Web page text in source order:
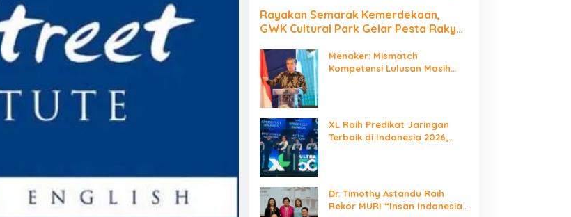
Rayakan Semarak Kemerdekaan,
GWK Cultural Park Gelar Pesta Rakyat
Menaker: Mismatch
Kompetensi Lulusan Masih
XL Raih Predikat Jaringan
Terbaik di Indonesia 2026,
Dr. Timothy Astandu Raih
Rekor MURI “Insan Indonesia